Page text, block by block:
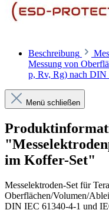
Beschreibung
Messung von
p, Rv, Rg) nach
Menü schließen
im Koffer-Set"
Messelektroden-Set für
Oberflächen/Volumen/
DIN IEC 61340-4-1 und